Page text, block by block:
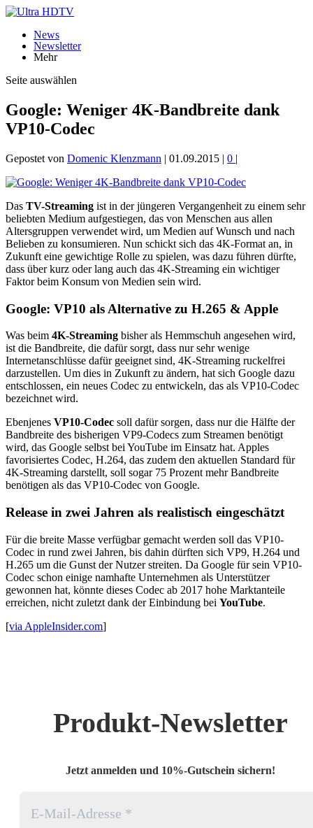
News
Newsletter
Mehr
Seite auswählen
Google: Weniger 4K-Bandbreite dank
VP10-Codec
Gepostet von Domenic Klenzmann | 01.09.2015 | 0 |
Das TV-Streaming ist in der jüngeren Vergangenheit zu einem sehr
beliebten Medium aufgestiegen, das von Menschen aus allen
Altersgruppen verwendet wird, um Medien auf Wunsch und nach
Belieben zu konsumieren. Nun schickt sich das 4K-Format an, in
Zukunft eine gewichtige Rolle zu spielen, was dazu führen dürfte,
dass über kurz oder lang auch das 4K-Streaming ein wichtiger
Faktor beim Konsum von Medien sein wird.
Google: VP10 als Alternative zu H.265 & Apple
Was beim 4K-Streaming bisher als Hemmschuh angesehen wird,
ist die Bandbreite, die dafür sorgt, dass nur sehr wenige
Internetanschlüsse dafür geeignet sind, 4K-Streaming ruckelfrei
darzustellen. Um dies in Zukunft zu ändern, hat sich Google dazu
entschlossen, ein neues Codec zu entwickeln, das als VP10-Codec
bezeichnet wird.
Ebenjenes VP10-Codec soll dafür sorgen, dass nur die Hälfte der
Bandbreite des bisherigen VP9-Codecs zum Streamen benötigt
wird, das Google selbst bei YouTube im Einsatz hat. Apples
favorisiertes Codec, H.264, das zudem den aktuellen Standard für
4K-Streaming darstellt, soll sogar 75 Prozent mehr Bandbreite
benötigen als das VP10-Codec von Google.
Release in zwei Jahren als realistisch eingeschätzt
Für die breite Masse verfügbar gemacht werden soll das VP10-
Codec in rund zwei Jahren, bis dahin dürften sich VP9, H.264 und
H.265 um die Gunst der Nutzer streiten. Da Google für sein VP10-
Codec schon einige namhafte Unternehmen als Unterstützer
gewonnen hat, könnte dieses Codec ab 2017 hohe Marktanteile
erreichen, nicht zuletzt dank der Einbindung bei YouTube.
[via AppleInsider.com]
Produkt-Newsletter
Jetzt anmelden und 10%-Gutschein sichern!